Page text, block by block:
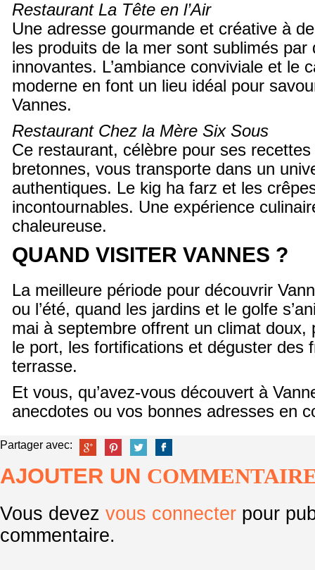
Restaurant La Tête en l’Air
Une adresse gourmande et créative à
les produits de la mer sont sublimés par
innovantes. L’ambiance conviviale et le
moderne en font un lieu idéal pour
Vannes.
Restaurant Chez la Mère Six Sous
Ce restaurant, célèbre pour ses
bretonnes, vous transporte dans un
authentiques. Le kig ha farz et les
incontournables. Une expérience
chaleureuse.
QUAND VISITER VANNES ?
La meilleure période pour découvrir
ou l’été, quand les jardins et le golfe
mai à septembre offrent un climat doux,
le port, les fortifications et déguster des
terrasse.
Et vous, qu’avez-vous découvert à
anecdotes ou vos bonnes adresses en
Partager avec:
AJOUTER UN
Vous devez vous connecter pour
commentaire.